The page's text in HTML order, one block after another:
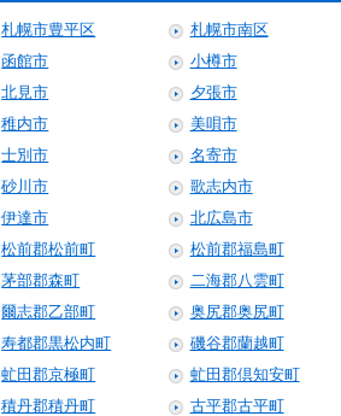
札幌市豊平区
札幌市南区
函館市
小樽市
北見市
夕張市
稚内市
美唄市
士別市
名寄市
砂川市
歌志内市
伊達市
北広島市
松前郡松前町
松前郡福島町
茅部郡森町
二海郡八雲町
爾志郡乙部町
奥尻郡奥尻町
寿都郡黒松内町
磯谷郡蘭越町
虻田郡京極町
虻田郡倶知安町
積丹郡積丹町
古平郡古平町